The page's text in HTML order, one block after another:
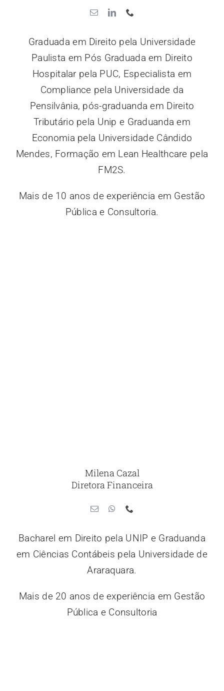
Graduada em Direito pela Universidade
Paulista em Pós Graduada em Direito
Hospitalar pela PUC, Especialista em
Compliance pela Universidade da
Pensilvânia, pós-graduanda em Direito
Tributário pela Unip e Graduanda em
Economia pela Universidade Cândido
Mendes, Formação em Lean Healthcare pela
FM2S.
Mais de 10 anos de experiência em Gestão
Pública e Consultoria.
Milena Cazal
Diretora Financeira
Bacharel em Direito pela UNIP e Graduanda
em Ciências Contábeis pela Universidade de
Araraquara.
Mais de 20 anos de experiência em Gestão
Pública e Consultoria